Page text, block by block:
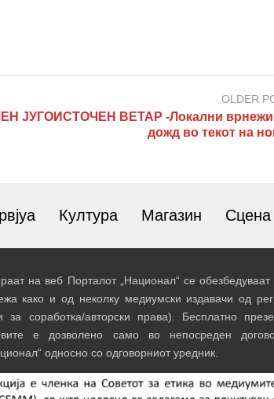
OLDER
ЈУГОИСТОЧЕН ВЕТАР -Локални
дожд во текот на
Култура Магазин Сцена
на веб Порталот „Национал“ се обезбедуваат
како и од неколку медиумски издавачи од
за соработка/авторски права). Бесплатно
е дозволено само во непосреден
односно со одговорниот уредник.